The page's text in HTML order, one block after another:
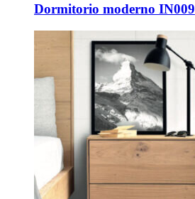
Dormitorio moderno IN009